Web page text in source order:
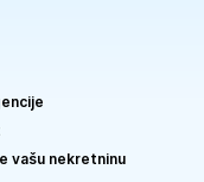
vašu nekretninu